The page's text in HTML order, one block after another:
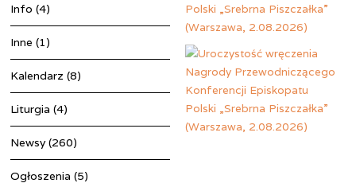
Info (4)
Inne (1)
Kalendarz (8)
Liturgia (4)
Newsy(260)
Ogłoszenia (5)